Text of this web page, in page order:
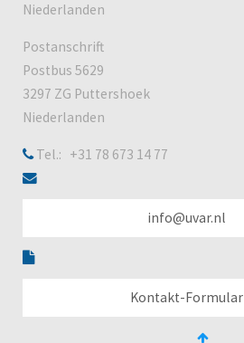
Niederlanden
Postanschrift
Postbus 5629
3297 ZG Puttershoek
Niederlanden
Tel.: +31 78 673 14 77
info@uvar.nl
Kontakt-Formular